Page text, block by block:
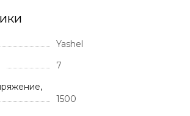
Yashel
7
1500